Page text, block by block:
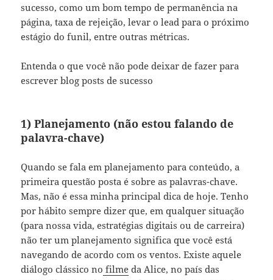
sucesso, como um bom tempo de permanência na
página, taxa de rejeição, levar o lead para o próximo
estágio do funil, entre outras métricas.
Entenda o que você não pode deixar de fazer para
escrever blog posts de sucesso
1) Planejamento (não estou falando de
palavra-chave)
Quando se fala em planejamento para conteúdo, a
primeira questão posta é sobre as palavras-chave.
Mas, não é essa minha principal dica de hoje. Tenho
por hábito sempre dizer que, em qualquer situação
(para nossa vida, estratégias digitais ou de carreira)
não ter um planejamento significa que você está
navegando de acordo com os ventos. Existe aquele
diálogo clássico no filme da Alice, no país das